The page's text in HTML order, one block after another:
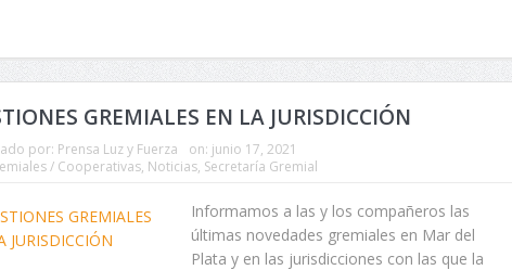
GREMIALES EN LA JURISDICCIÓN
por: Prensa Luz y Fuerza on: junio 17, 2021
/ Cooperativas, Noticias, Secretaría Gremial
Informamos a las y los compañeros las
últimas novedades gremiales en Mar del
Plata y en las jurisdicciones con las que la